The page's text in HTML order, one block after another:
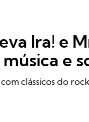
Ira! e
e
clássicos do